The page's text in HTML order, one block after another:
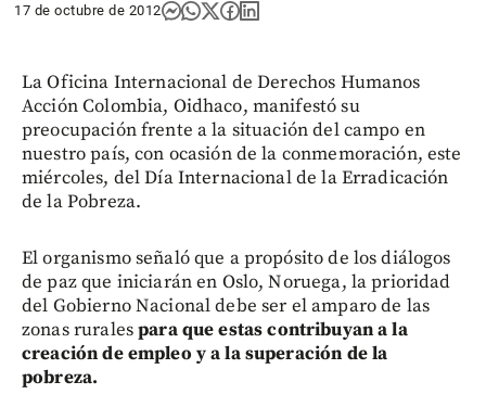
17 de octubre de 2012
La Oficina Internacional de Derechos Humanos
Acción Colombia, Oidhaco, manifestó su
preocupación frente a la situación del campo en
nuestro país, con ocasión de la conmemoración, este
miércoles, del Día Internacional de la Erradicación
de la Pobreza.
El organismo señaló que a propósito de los diálogos
de paz que iniciarán en Oslo, Noruega, la prioridad
del Gobierno Nacional debe ser el amparo de las
zonas ruralespara que estas contribuyan a la
creación de empleo y a la superación de la
pobreza.